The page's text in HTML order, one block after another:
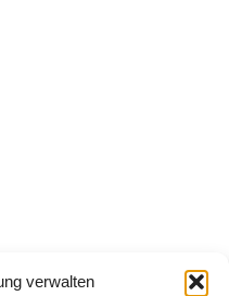
verwalten